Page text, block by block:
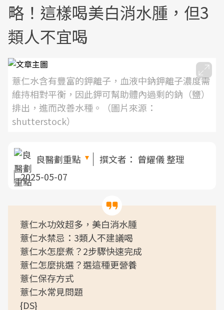
略！這樣喝美白消水腫，但3
類人不宜喝
薏仁水含有豐富的鉀離子，血液中鈉鉀離子濃度需
維持相對平衡，因此鉀可幫助體內過剩的鈉（鹽）
排出，進而改善水種。（圖片來源：
shutterstock）
良醫劃重點 撰文者： 曾耀儀 整理
2025-05-07
薏仁水功效超多，美白消水腫
薏仁水禁忌：3類人不建議喝
薏仁水怎麼煮？2步驟快速完成
薏仁怎麼挑選？選這種更營養
薏仁保存方式
薏仁水常見問題
{DS}